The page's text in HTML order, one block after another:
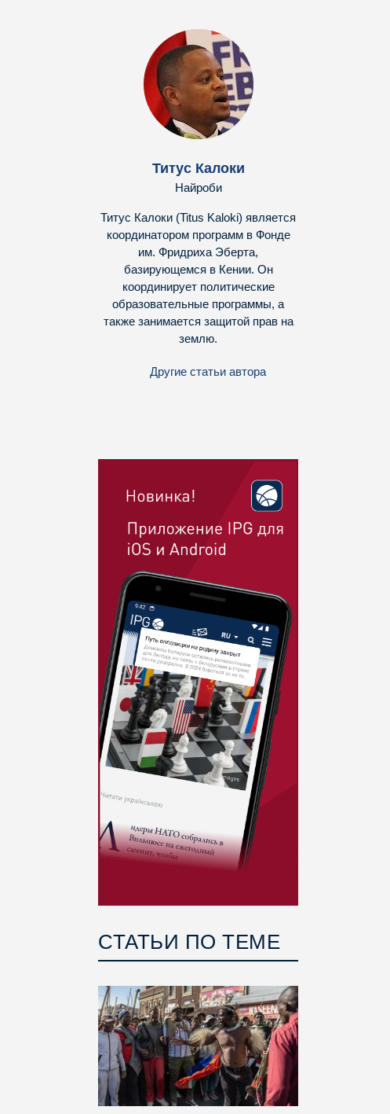
Титус Калоки
Найроби
Титус Калоки (Titus Kaloki) является
координатором программ в Фонде
им. Фридриха Эберта,
базирующемся в Кении. Он
координирует политические
образовательные программы, а
также занимается защитой прав на
землю.
Другие статьи автора
СТАТЬИ ПО ТЕМЕ